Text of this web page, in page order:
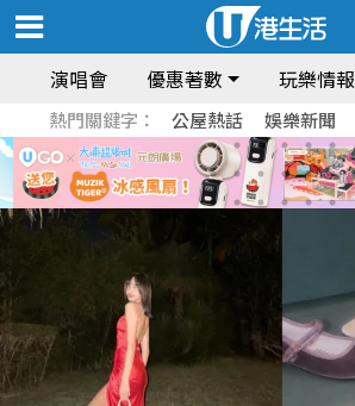
演唱會 優惠著數 玩樂情報
熱門關鍵字： 公屋熱話 娛樂新聞